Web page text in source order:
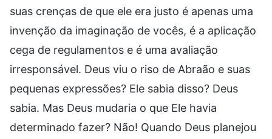
suas crenças de que ele era justo é apenas uma
invenção da imaginação de vocês, é a aplicação
cega de regulamentos e é uma avaliação
irresponsável. Deus viu o riso de Abraão e suas
pequenas expressões? Ele sabia disso? Deus
sabia. Mas Deus mudaria o que Ele havia
determinado fazer? Não! Quando Deus planejou